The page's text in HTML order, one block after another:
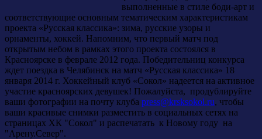
выполненные в стиле боди-арт и
соответствующие основным тематическим характеристикам
проекта «Русская классика»: зима, русские узоры и
орнаменты, хоккей. Напомним, что первый матч под
открытым небом в рамках этого проекта состоялся в
Красноярске в феврале 2012 года. Победительниц конкурса
ждет поездка в Челябинск на матч «Русская классика» 18
января 2014 г. Хоккейный клуб «Сокол» надеется на активное
участие красноярских девушек! Пожалуйста, продублируйте
ваши фотографии на почту клуба press@krsksokol.ru, чтобы
ваши красивые снимки разместить в социальных сетях на
страницах ХК "Сокол" и распечатать к Новому году на
"Арену.Север".